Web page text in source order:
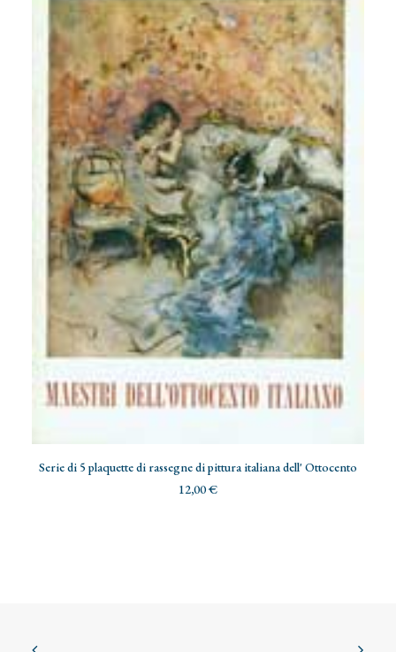
AGGIUNGI AL CARRELLO
Serie di 5 plaquette di rassegne di pittura italiana dell' Ottocento
12,00€